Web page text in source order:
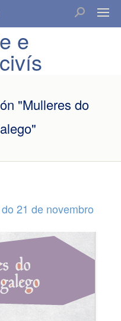
e
"Mulleres do
21 de novembro